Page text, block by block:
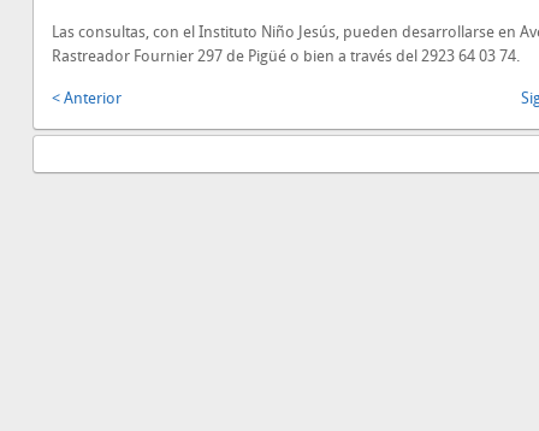
Las consultas, con el Instituto Niño Jesús, pueden desarrollarse en
Rastreador Fournier 297 de Pigüé o bien a través del 2923 64 03 74.
< Anterior